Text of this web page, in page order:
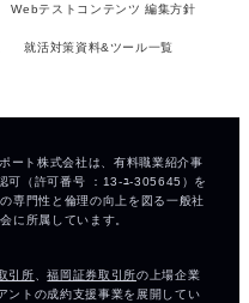
Webテストコンテンツ 編集方針
就活対策資料&ツール一覧